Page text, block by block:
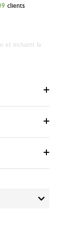
clients
et incluent la